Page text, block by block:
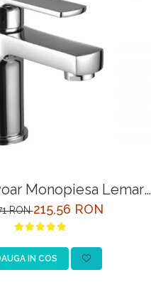
Monopiesa Lemark
LM1506C Crom
RON215,56 RON
IN COS